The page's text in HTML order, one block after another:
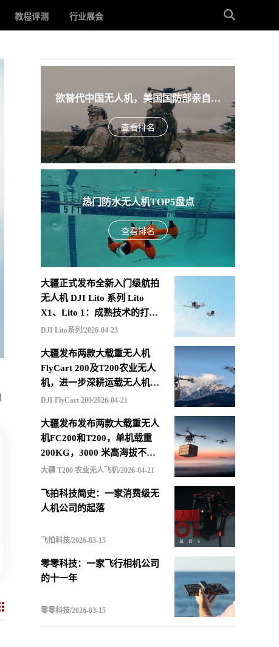
教程评测 行业展会
欲替代中国无人机，美国国防部亲自下
场，盘点入围美军SRR项目的五款无人机
查看排名
热门防水无人机TOP5盘点
查看排名
大疆正式发布全新入门级航拍
无人机 DJI Lito 系列 Lito
X1、Lito 1：成熟技术的打包
重组，更低价格的选择
DJI Lito系列/2026-04-23
大疆发布两款大载重无人机
FlyCart 200及T200农业无人
机，进一步深耕运载无人机市
场
DJI FlyCart 200/2026-04-21
大疆发布发布两款大载重无人
机FC200和T200，单机载重
200KG，3000 米高海拔不减
载，支持四机联吊最多600KG
大疆 T200 农业无人飞机/2026-04-21
飞拍科技简史：一家消费级无
人机公司的起落
飞拍科技/2026-03-15
零零科技：一家飞行相机公司
的十一年
零零科技/2026-03-15